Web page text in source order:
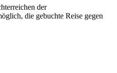
der
die gebuchte Reise gegen